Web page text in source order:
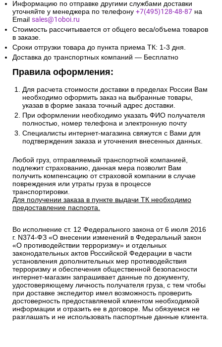
Информацию по отправке другими службами доставки
уточняйте у менеджера по телефону +7(495)128-48-87 на
Email sales@1oboi.ru
Стоимость рассчитывается от общего веса/объема товаров
в заказе.
Сроки отгрузки товара до пункта приема ТК: 1-3 дня.
Доставка до транспортных компаний — Бесплатно
Правила оформления:
Для расчета стоимости доставки в пределах России Вам
необходимо оформить заказ на выбранные товары,
указав в форме заказа точный адрес доставки.
При оформлении необходимо указать ФИО получателя
полностью, номер телефона и электронную почту
Специалисты интернет-магазина свяжутся с Вами для
подтверждения заказа и уточнения внесенных данных.
Любой груз, отправляемый транспортной компанией,
подлежит страхованию, данная мера позволит Вам
получить компенсацию от страховой компании в случае
повреждения или утраты груза в процессе
транспортировки.
Для получении заказа в пункте выдачи ТК необходимо
предоставление паспорта.
Во исполнение ст. 12 Федерального закона от 6 июля 2016
г. N374-ФЗ «О внесении изменений в Федеральный закон
«О противодействии терроризму» и отдельных
законодательных актов Российской Федерации в части
установления дополнительных мер противодействия
терроризму и обеспечения общественной безопасности
интернет-магазин запрашивает данные по документу,
удостоверяющему личность получателя груза, с тем чтобы
при доставке экспедитор имел возможность проверить
достоверность предоставляемой клиентом необходимой
информации и отразить ее в договоре. Мы обязуемся не
разглашать и не использовать паспортные данные клиента.